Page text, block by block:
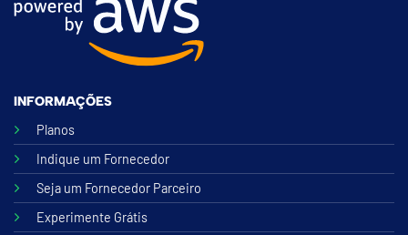
INFORMAÇÕES
Planos
Indique um Fornecedor
Seja um Fornecedor Parceiro
Experimente Grátis